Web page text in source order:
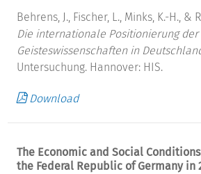
Behrens, J., Fischer, L., Minks, K.-H., &
Die internationale Positionierung der
Geisteswissenschaften in
Untersuchung. Hannover: HIS.
Download
The Economic and Social
the Federal Republic of Germany in